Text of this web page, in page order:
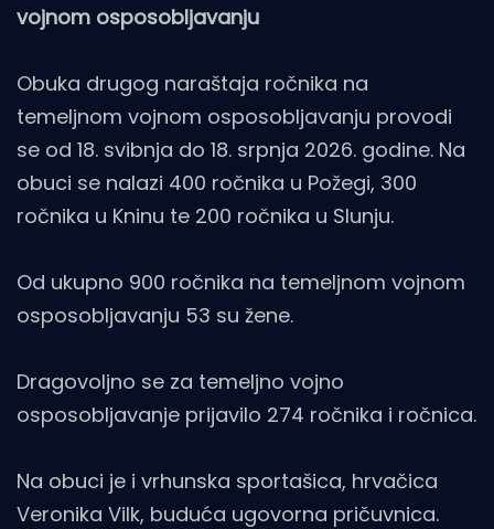
vojnom osposobljavanju
Obuka drugog naraštaja ročnika na
temeljnom vojnom osposobljavanju provodi
se od 18. svibnja do 18. srpnja 2026. godine. Na
obuci se nalazi 400 ročnika u Požegi, 300
ročnika u Kninu te 200 ročnika u Slunju.
Od ukupno 900 ročnika na temeljnom vojnom
osposobljavanju 53 su žene.
Dragovoljno se za temeljno vojno
osposobljavanje prijavilo 274 ročnika i ročnica.
Na obuci je i vrhunska sportašica, hrvačica
Veronika Vilk, buduća ugovorna pričuvnica.